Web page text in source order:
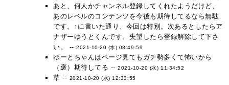
あと、何人かチャンネル登録してくれたようだけど、
あのレベルのコンテンツを今後も期待してるなら無駄
です。↑に書いた通り、今回は特別。次あるとしたらア
ナザーゆうとくんです。失望したら登録解除して下さ
い。 --2021-10-20 (水) 08:49:59
ゆーとちゃんはページ見てもガチ勢多くて怖いから
（褒）期待してる --2021-10-20 (水) 11:34:52
草 -- 2021-10-20 (水) 12:33:55